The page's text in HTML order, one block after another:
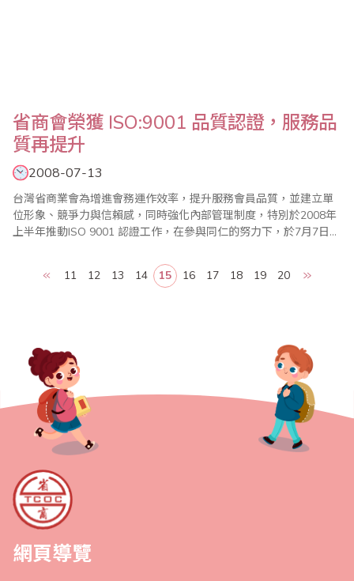
省商會榮獲 ISO:9001 品質認證，服務品
質再提升
2008-07-13
台灣省商業會為增進會務運作效率，提升服務會員品質，並建立單
位形象、競爭力與信賴感，同時強化內部管理制度，特別於2008年
上半年推動ISO 9001 認證工作，在參與同仁的努力下，於7月7日通
Forum,國際認證論壇）授權美國 ANAB（ANSI-ASQ National
Accreditation Boar..
11 12 13 14 15 16 17 18 19 20
網頁導覽